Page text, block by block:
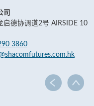
司
启德协调道2号 AIRSIDE 10
3860